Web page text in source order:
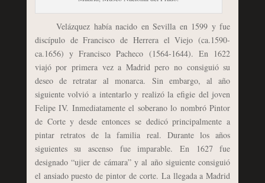
Velázquez había nacido en Sevilla en 1599 y fue
discípulo de Francisco de Herrera el Viejo (ca.1590-
ca.1656) y Francisco Pacheco (1564-1644). En 1622
viajó por primera vez a Madrid pero no consiguió su
deseo de retratar al monarca. Sin embargo, al año
siguiente volvió a intentarlo y realizó la efigie del joven
Felipe IV. Inmediatamente el soberano lo nombró Pintor
de Corte y desde entonces se dedicó principalmente a
pintar retratos de la familia real. Durante los años
siguientes su ascenso fue imparable. En 1627 fue
designado “ujier de cámara” y al año siguiente consiguió
el ansiado puesto de pintor de corte. La llegada a Madrid